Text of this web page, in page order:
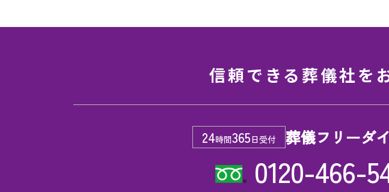
信頼できる葬儀社を
24時間365日受付 葬儀フリーダ
0120-466-